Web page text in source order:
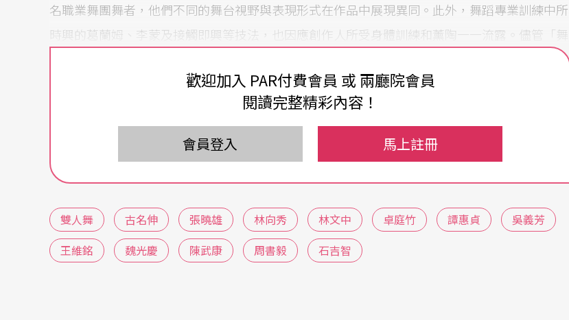
名職業舞團舞者，他們不同的舞台視野與表現形式在作品中展現異同。此外，舞蹈專業訓練中所
時興的葛蘭姆、李蒙及接觸即興等技法，也因應創作人所受身體訓練和薰陶一一流露。儘管「舞
蹈雙重奏．生日快樂」並非舞技較勁，不過，芭蕾、傳統舞蹈與現代技法等長期在編舞者身上所
積累出的肢體語彙，將分別以不同形式表現在舞台上，這也是觀眾可以看出台灣舞蹈發展多元化
資深編舞家現身，知名舞團舞者舞而優則編
古名伸與張曉雄是這次舞展中較為資深的編舞家，二人是台灣十年來舞蹈創作的中堅。古名伸運
用「接觸即興」身體律動方式，成為她作品的主要特色，事實上，古名伸的作品常在她的「結
構」中「即興」，肢體語彙如此，情境文本與演區、視覺設計更是如此，近五年來，她更積極在
舞台上尋找跨領域結合的可能性，著重科技影像與實體舞蹈融合的創意，觀賞古名伸的舞蹈經常
歡迎加入 PAR付費會員 或 兩廳院會員
閱讀完整精彩內容！
會員登入 馬上註冊
雙人舞 古名伸 張曉雄 林向秀 林文中 卓庭竹 譚惠貞
吳義芳
王維銘
魏光慶 陳武康 周書毅 石吉智